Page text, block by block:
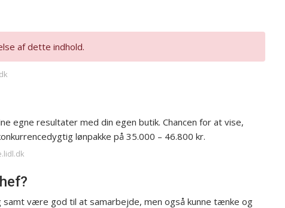
af dette indhold.
egne resultater med din egen butik. Chancen for at vise,
lønpakke på 35.000 – 46.800 kr.
samt være god til at samarbejde, men også kunne tænke og